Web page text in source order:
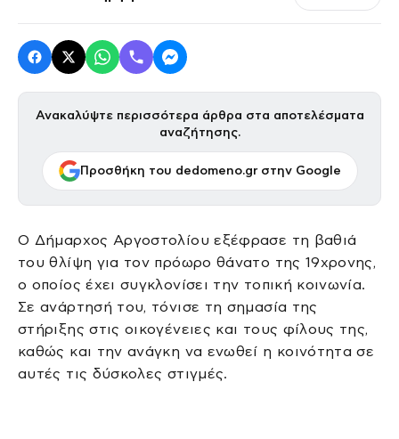
Ανακαλύψτε περισσότερα άρθρα στα αποτελέσματα
αναζήτησης.
Προσθήκη του dedomeno.gr στην Google
Ο Δήμαρχος Αργοστολίου εξέφρασε τη βαθιά
του θλίψη για τον πρόωρο θάνατο της 19χρονης,
ο οποίος έχει συγκλονίσει την τοπική κοινωνία.
Σε ανάρτησή του, τόνισε τη σημασία της
στήριξης στις οικογένειες και τους φίλους της,
καθώς και την ανάγκη να ενωθεί η κοινότητα σε
αυτές τις δύσκολες στιγμές.